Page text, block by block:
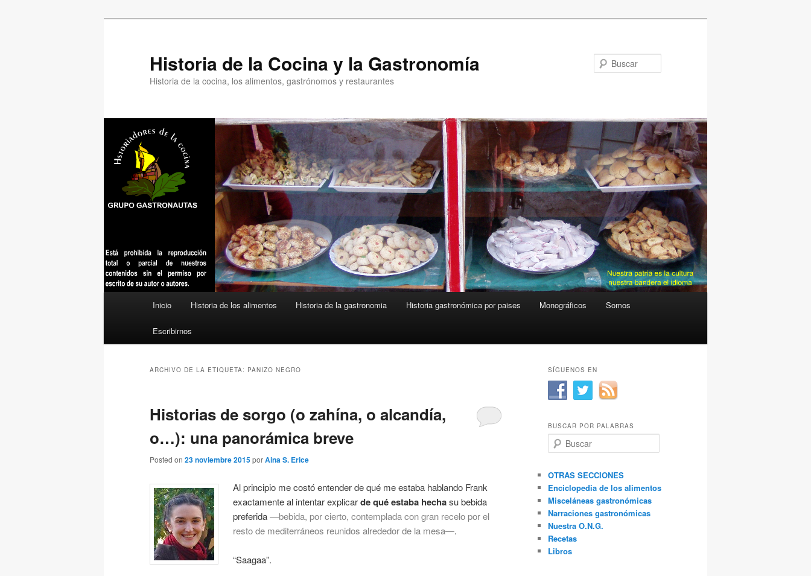
Historia de la Cocina y la Gastronomía
Historia de la cocina, los alimentos, gastrónomos y restaurantes
Inicio Historia de los alimentos Historia de la gastronomia Historia gastronómica por paises Monográficos Somos
Escribirnos
ARCHIVO DE LA ETIQUETA: PANIZO NEGRO
Historias de sorgo (o zahína, o alcandía,
o…): una panorámica breve
Posted on 23 noviembre 2015porAina S. Erice
Al principio me costó entender de qué me estaba hablando Frank
exactamente al intentar explicarde qué estaba hechasu bebida
preferida—bebida, por cierto, contemplada con gran recelo por el
resto de mediterráneos reunidos alrededor de la mesa—.
“Saagaa”.
SÍGUENOS EN
BUSCAR POR PALABRAS
u
c
a
r
OTRAS SECCIONES
Enciclopedia de los alimentos
Misceláneas gastronómicas
Narraciones gastronómicas
Nuestra O.N.G.
Recetas
Libros